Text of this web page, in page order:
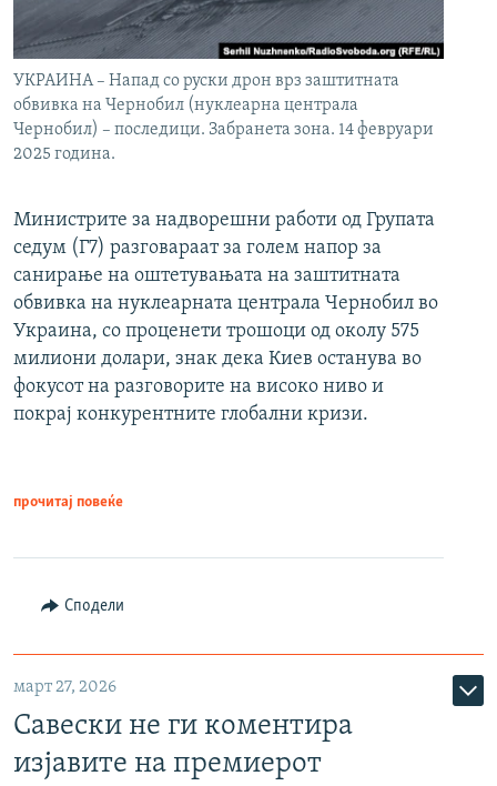
УКРАИНА – Напад со руски дрон врз заштитната
обвивка на Чернобил (нуклеарна централа
Чернобил) – последици. Забранета зона. 14 февруари
2025 година.
Министрите за надворешни работи од Групата
седум (Г7) разговараат за голем напор за
санирање на оштетувањата на заштитната
обвивка на нуклеарната централа Чернобил во
Украина, со проценети трошоци од околу 575
милиони долари, знак дека Киев останува во
фокусот на разговорите на високо ниво и
покрај конкурентните глобални кризи.
прочитај повеќе
Сподели
март 27, 2026
Савески не ги коментира
изјавите на премиерот